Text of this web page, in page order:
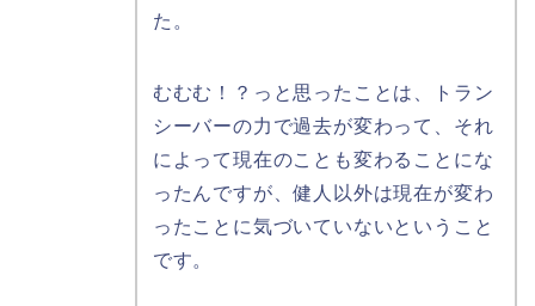
た。
むむむ！？っと思ったことは、トラン
シーバーの力で過去が変わって、それ
によって現在のことも変わることにな
ったんですが、健人以外は現在が変わ
ったことに気づいていないということ
です。